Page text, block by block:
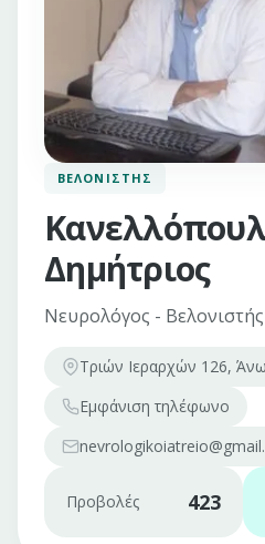
ΒΕΛΟΝΙΣΤΉΣ
Δημήτριος
Νευρολόγος - Βελονιστής
Τριών Ιεραρχών 126,
Εμφάνιση τηλέφωνο
Προβολές 423